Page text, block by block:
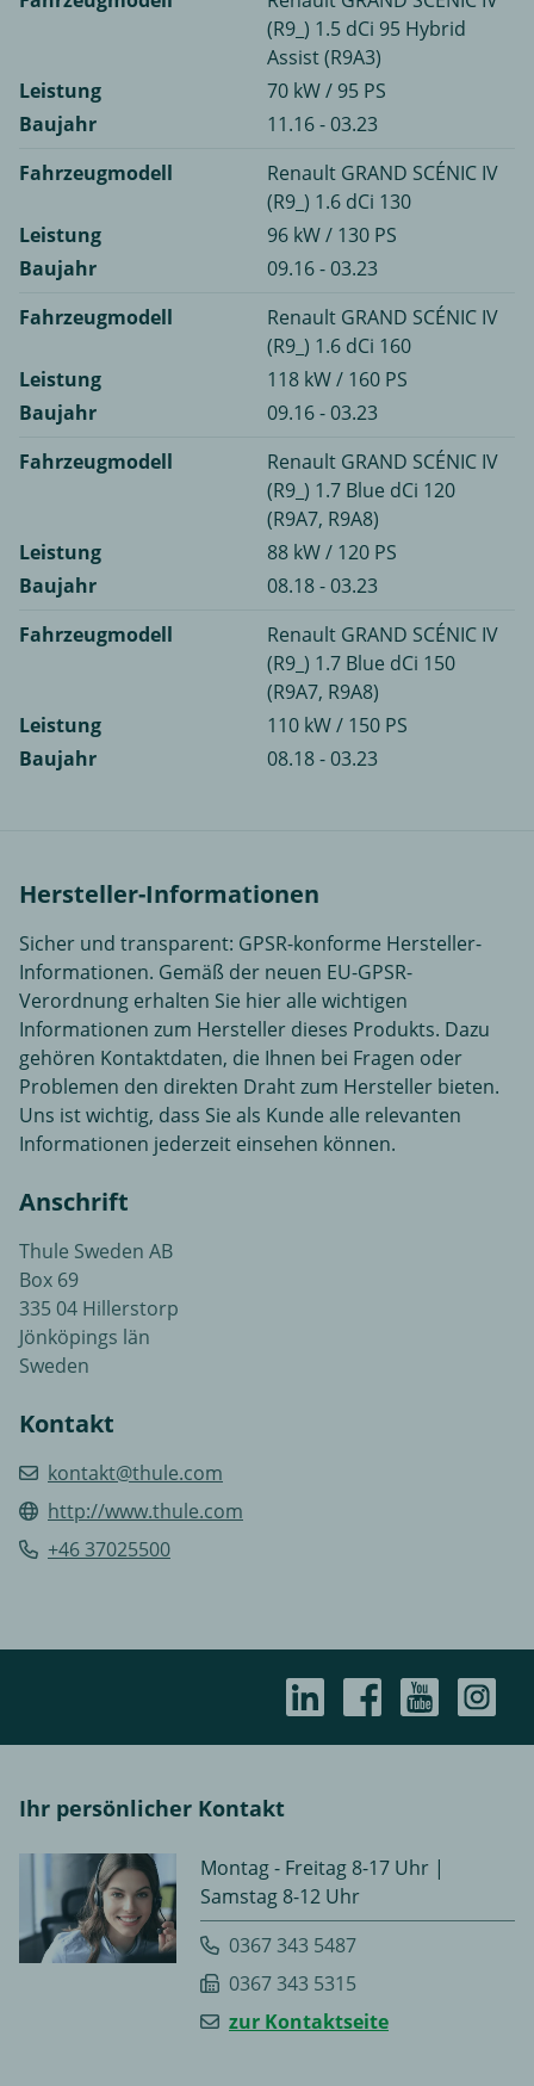
(R9_) 1.5 dCi 95 Hybrid
Assist (R9A3)
Leistung
70 kW / 95 PS
Baujahr
11.16 - 03.23
Fahrzeugmodell
Renault GRAND SCÉNIC IV
(R9_) 1.6 dCi 130
Leistung
96 kW / 130 PS
Baujahr
09.16 - 03.23
Fahrzeugmodell
Renault GRAND SCÉNIC IV
(R9_) 1.6 dCi 160
Leistung
118 kW / 160 PS
Baujahr
09.16 - 03.23
Fahrzeugmodell
Renault GRAND SCÉNIC IV
(R9_) 1.7 Blue dCi 120
(R9A7, R9A8)
Leistung
88 kW / 120 PS
Baujahr
08.18 - 03.23
Fahrzeugmodell
Renault GRAND SCÉNIC IV
(R9_) 1.7 Blue dCi 150
(R9A7, R9A8)
Leistung
110 kW / 150 PS
Baujahr
08.18 - 03.23
Hersteller-Informationen
Sicher und transparent: GPSR-konforme Hersteller-
Informationen. Gemäß der neuen EU-GPSR-
Verordnung erhalten Sie hier alle wichtigen
Informationen zum Hersteller dieses Produkts. Dazu
gehören Kontaktdaten, die Ihnen bei Fragen oder
Problemen den direkten Draht zum Hersteller bieten.
Uns ist wichtig, dass Sie als Kunde alle relevanten
Informationen jederzeit einsehen können.
Anschrift
Thule Sweden AB
Box 69
335 04 Hillerstorp
Jönköpings län
Sweden
Kontakt
kontakt@thule.com
http://www.thule.com
+46 37025500
Ihr persönlicher Kontakt
Montag - Freitag 8-17 Uhr |
Samstag 8-12 Uhr
0367 343 5487
0367 343 5315
zur Kontaktseite